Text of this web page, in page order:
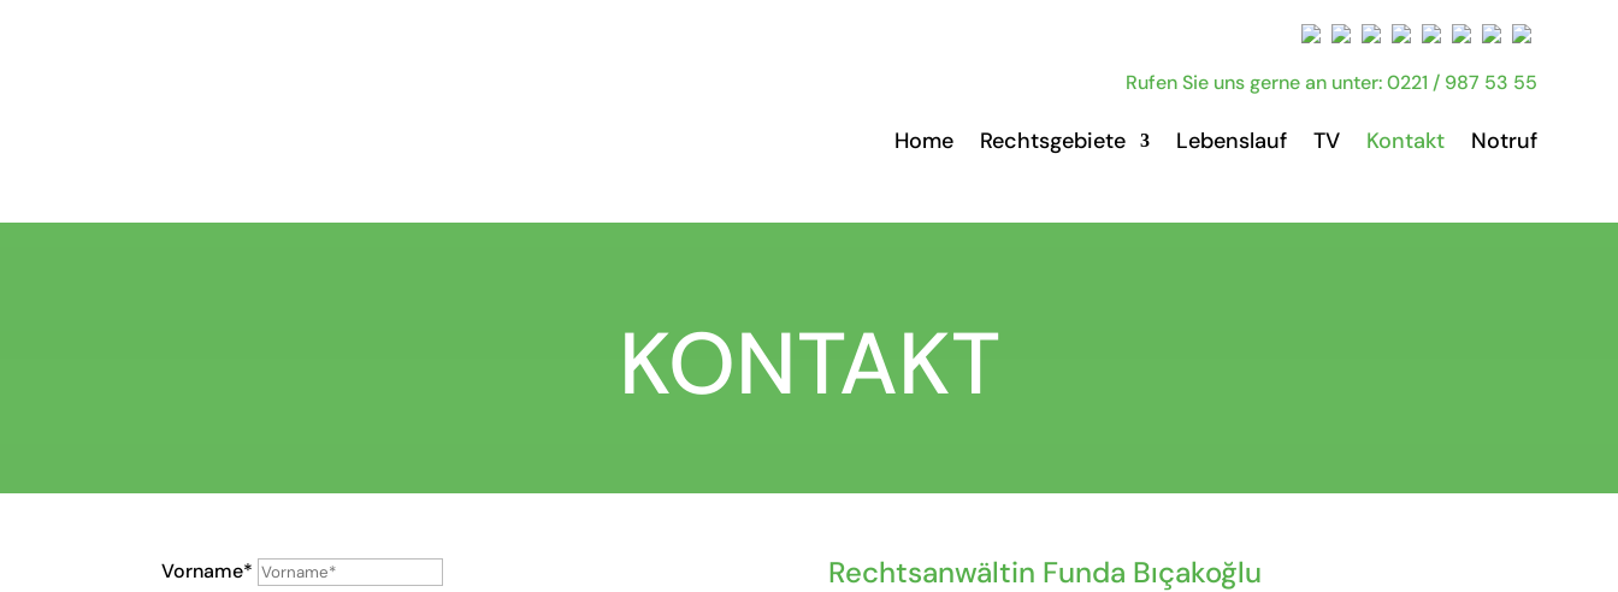
Rufen Sie uns gerne an unter: 0221 / 987 53 55
Home Rechtsgebiete Lebenslauf TV Kontakt Notruf
KONTAKT
Vorname*
Rechtsanwältin Funda Bıçakoğlu